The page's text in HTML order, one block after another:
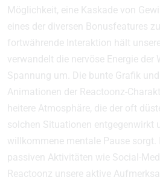
Möglichkeit, eine Kaskade von
eines der diversen Bonusfeatures
fortwährende Interaktion hält
verwandelt die nervöse Energie der
Spannung um. Die bunte Grafik
Animationen der Reactoonz-
heitere Atmosphäre, die der oft
solchen Situationen entgegenwirkt
willkommene mentale Pause sorgt.
passiven Aktivitäten wie Social-
Reactoonz unsere aktive